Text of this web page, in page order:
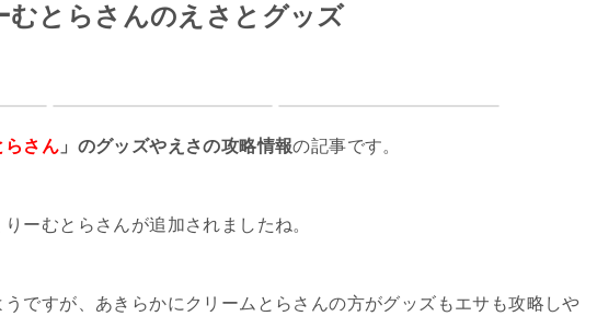
むとらさんのえさとグッズ
らさん 」のグッズやえさの攻略情報の記事です。
ーむとらさんが追加されましたね。
ですが、あきらかにクリームとらさんの方がグッズもエサも攻略しや